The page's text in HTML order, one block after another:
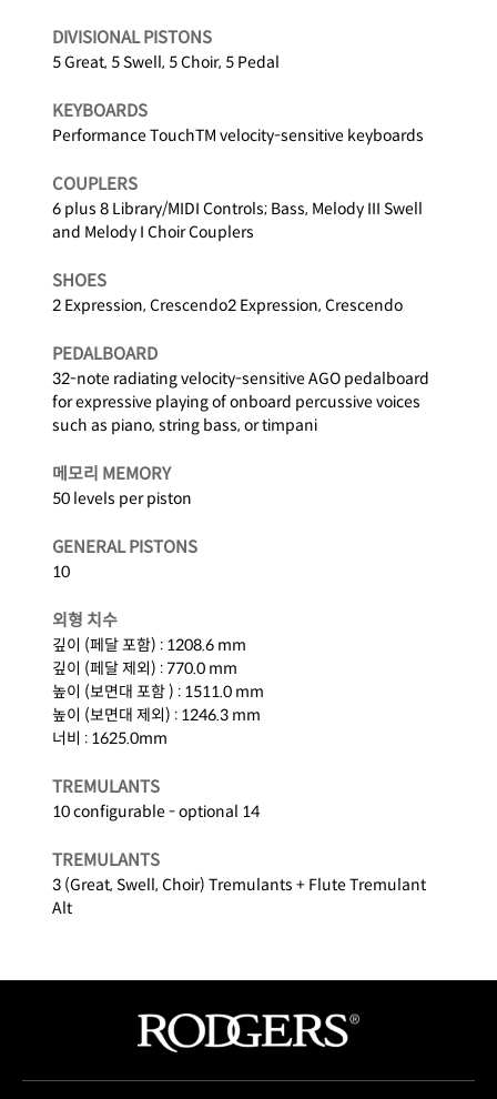
DIVISIONAL PISTONS
5 Great, 5 Swell, 5 Choir, 5 Pedal
KEYBOARDS
Performance TouchTM velocity-sensitive keyboards
COUPLERS
6 plus 8 Library/MIDI Controls; Bass, Melody III Swell
and Melody I Choir Couplers
SHOES
2 Expression, Crescendo2 Expression, Crescendo
PEDALBOARD
32-note radiating velocity-sensitive AGO pedalboard
for expressive playing of onboard percussive voices
such as piano, string bass, or timpani
메모리 MEMORY
50 levels per piston
GENERAL PISTONS
10
외형 치수
깊이 (페달 포함) : 1208.6 mm
깊이 (페달 제외) : 770.0 mm
높이 (보면대 포함 ) : 1511.0 mm
높이 (보면대 제외) : 1246.3 mm
너비 : 1625.0mm
TREMULANTS
10 configurable - optional 14
TREMULANTS
3 (Great, Swell, Choir) Tremulants + Flute Tremulant
Alt